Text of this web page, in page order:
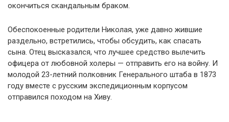
окончиться скандальным браком.
Обеспокоенные родители Николая, уже давно жившие
раздельно, встретились, чтобы обсудить, как спасать
сына. Отец высказался, что лучшее средство вылечить
офицера от любовной холеры — отправить его на войну. И
молодой 23-летний полковник Генерального штаба в 1873
году вместе с русским экспедиционным корпусом
отправился походом на Хиву.